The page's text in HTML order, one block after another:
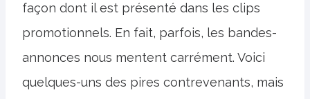
façon dont il est présenté dans les clips
promotionnels. En fait, parfois, les bandes-
annonces nous mentent carrément. Voici
quelques-uns des pires contrevenants, mais